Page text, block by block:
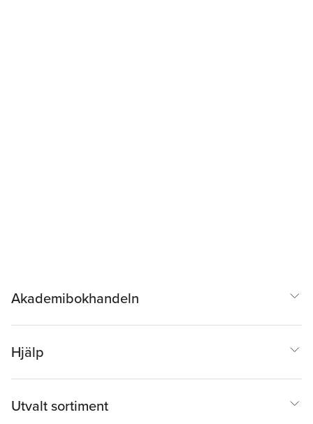
Akademibokhandeln
Hjälp
Utvalt sortiment